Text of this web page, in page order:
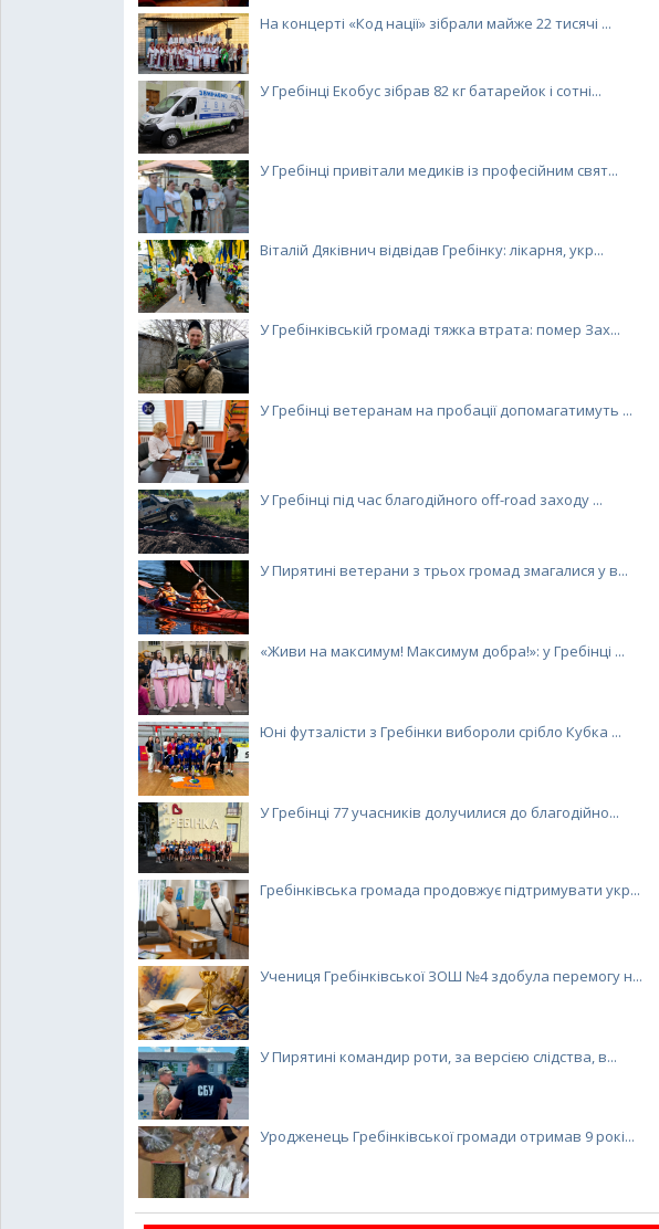
На концерті «Код нації» зібрали майже 22 тисячі ...
У Гребінці Екобус зібрав 82 кг батарейок і сотні...
У Гребінці привітали медиків із професійним свят...
Віталій Дяківнич відвідав Гребінку: лікарня, укр...
У Гребінківській громаді тяжка втрата: помер Зах...
У Гребінці ветеранам на пробації допомагатимуть ...
У Гребінці під час благодійного off-road заходу ...
У Пирятині ветерани з трьох громад змагалися у в...
«Живи на максимум! Максимум добра!»: у Гребінці ...
Юні футзалісти з Гребінки вибороли срібло Кубка ...
У Гребінці 77 учасників долучилися до благодійно...
Гребінківська громада продовжує підтримувати укр...
Учениця Гребінківської ЗОШ №4 здобула перемогу н...
У Пирятині командир роти, за версією слідства, в...
Уродженець Гребінківської громади отримав 9 рокі...